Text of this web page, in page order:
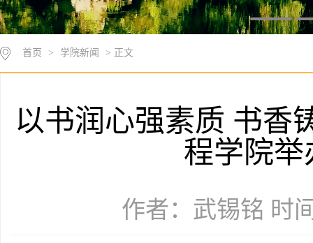
首页 > 学院新闻 > 正文
以书润心强素质 书
程学院
作者：武锡铭 时